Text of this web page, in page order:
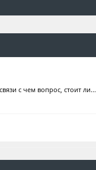
с чем вопрос, стоит ли...